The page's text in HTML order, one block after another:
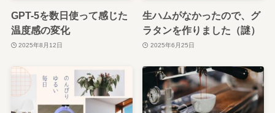
GPT-5を数日使って感じた
温度感の変化
2025年8月12日
生ハムがなかったので、グ
ラタンを作りました（謎）
2025年6月25日